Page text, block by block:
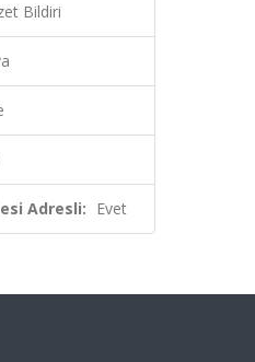
Bildiri
Adresli: Evet